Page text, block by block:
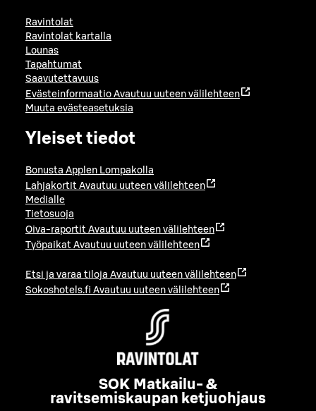
Ravintolat
Ravintolat kartalla
Lounas
Tapahtumat
Saavutettavuus
Evästeinformaatio Avautuu uuteen välilehteen
Muuta evästeasetuksia
Yleiset tiedot
Bonusta Applen Lompakolla
Lahjakortit Avautuu uuteen välilehteen
Medialle
Tietosuoja
Oiva-raportit Avautuu uuteen välilehteen
Työpaikat Avautuu uuteen välilehteen
Etsi ja varaa tiloja Avautuu uuteen välilehteen
Sokoshotels.fi Avautuu uuteen välilehteen
SOK Matkailu- &
ravitsemiskaupan ketjuohjaus